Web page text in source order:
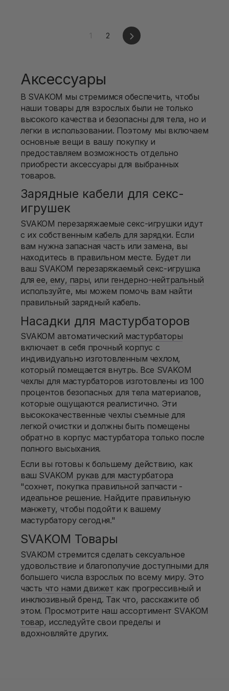
1 2 Следующий
Аксессуары
В SVAKOM мы стремимся обеспечить, чтобы
наши товары для взрослых были не только
высокого качества и безопасны для тела, но и
легки в использовании. Поэтому мы включаем
основные вещи в вашу покупку и
предоставляем возможность отдельно
приобрести аксессуары для выбранных
товаров.
Зарядные кабели для секс-
игрушек
SVAKOM перезаряжаемые секс-игрушки идут
с их собственным кабель для зарядки. Если
вам нужна запасная часть или замена, вы
находитесь в правильном месте. Будет ли
ваш SVAKOM перезаряжаемый секс-игрушка
для ее, ему, пары, или гендерно-нейтральный
используйте, мы можем помочь вам найти
правильный зарядный кабель.
Насадки для мастурбаторов
SVAKOM автоматический мастурбаторы
включает в себя прочный корпус с
индивидуально изготовленным чехлом,
который помещается внутрь. Все SVAKOM
чехлы для мастурбаторов изготовлены из 100
процентов безопасных для тела материалов,
которые ощущаются реалистично. Эти
высококачественные чехлы съемные для
легкой очистки и должны быть помещены
обратно в корпус мастурбатора только после
полного высыхания.
Если вы готовы к большему действию, как
ваш SVAKOM рукав для мастурбатора
"сохнет, покупка правильной запчасти -
идеальное решение. Найдите правильную
манжету, чтобы подойти к вашему
мастурбатору сегодня."
SVAKOM Товары
SVAKOM стремится сделать сексуальное
удовольствие и благополучие доступными для
большего числа взрослых по всему миру. Это
часть что нами движет как прогрессивный и
инклюзивный бренд. Так что, расскажите об
этом. Просмотрите наш ассортимент SVAKOM
товар, исследуйте свои пределы и
вдохновляйте других.